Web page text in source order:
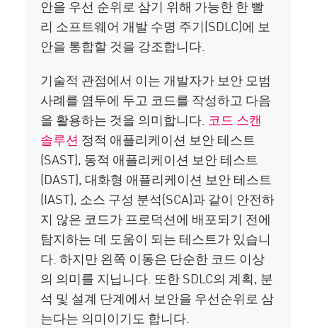
안을 우선 순위로 삼기 위해 가능한 한 빨
리 소프트웨어 개발 수명 주기(SDLC)에 보
안을 통합할 것을 강조합니다.
기술적 관점에서 이는 개발자가 보안 모범
사례를 염두에 두고 코드를 작성하고 다음
을 활용하는 것을 의미합니다. 코드 스캔
솔루션 정적 애플리케이션 보안 테스트
(SAST), 동적 애플리케이션 보안 테스트
(DAST), 대화형 애플리케이션 보안 테스트
(IAST), 소스 구성 분석(SCA)과 같이 안전하
지 않은 코드가 프로덕션에 배포되기 전에
탐지하는 데 도움이 되는 테스트가 있습니
다. 하지만 왼쪽 이동은 단순한 코드 이상
의 의미를 지닙니다. 또한 SDLC의 계획, 분
석 및 설계 단계에서 보안을 우선순위로 삼
는다는 의미이기도 합니다.